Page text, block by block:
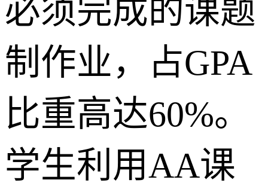
必须完成的课题
制作业，占GPA
比重高达60%。
学生利用AA课